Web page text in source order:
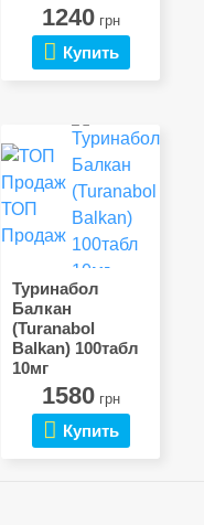
1240грн
Купить
ТОП
Продаж
Туринабол
Балкан
(Turanabol
Balkan) 100табл
10мг
1580грн
Купить